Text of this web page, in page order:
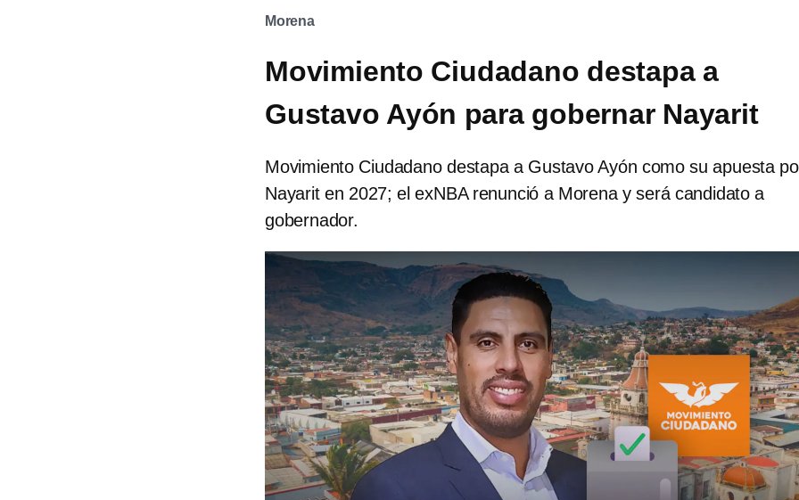
Morena
Movimiento Ciudadano destapa a
Gustavo Ayón para gobernar Nayarit
Movimiento Ciudadano destapa a Gustavo Ayón como su apuesta
Nayarit en 2027; el exNBA renunció a Morena y será candidato a
gobernador.